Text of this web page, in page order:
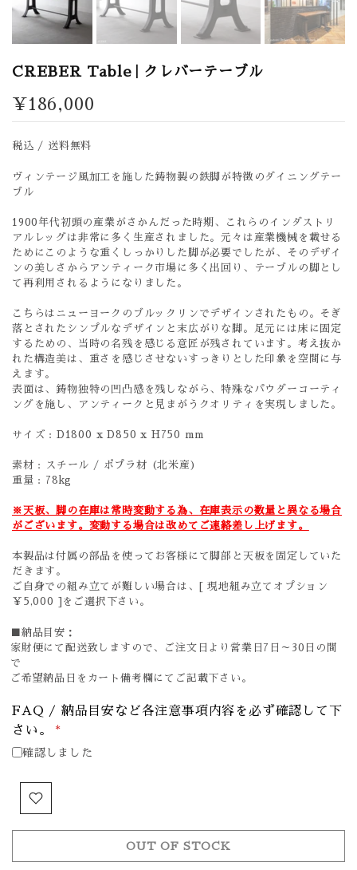
CREBER Table | クレバーテーブル
¥186,000
税込 / 送料無料
ヴィンテージ風加工を施した鋳物製の鉄脚が特徴のダイニングテー
ブル
1900年代初頭の産業がさかんだった時期、これらのインダストリ
アルレッグは非常に多く生産されました。元々は産業機械を載せる
ためにこのような重くしっかりした脚が必要でしたが、そのデザイ
ンの美しさからアンティーク市場に多く出回り、テーブルの脚とし
て再利用されるようになりました。
こちらはニューヨークのブルックリンでデザインされたもの。そぎ
落とされたシンプルなデザインと末広がりな脚。足元には床に固定
するための、当時の名残を感じる意匠が残されています。考え抜か
れた構造美は、重さを感じさせないすっきりとした印象を空間に与
えます。
表面は、鋳物独特の凹凸感を残しながら、特殊なパウダーコーティ
ングを施し、アンティークと見まがうクオリティを実現しました。
サイズ : D1800 x D850 x H750 mm
素材 : スチール / ポプラ材 (北米産)
重量 : 78kg
※天板、脚の在庫は常時変動する為、
在庫表示の数量と異なる場合
がございます。変動する場合は改めてご連絡差し上げます。
本製品は付属の部品を使ってお客様にて脚部と天板を固定していた
だきます。
ご自身での組み立てが難しい場合は、[ 現地組み立てオプション
￥5,000 ]をご選択下さい。
■納品目安：
家財便にて配送致しますので、ご注文日より営業日7日～30日の間
で
ご希望納品日をカート備考欄にてご記載下さい。
FAQ / 納品目安など各注意事項内容を必ず確認して下
さい。
*
確認しました
OUT OF STOCK